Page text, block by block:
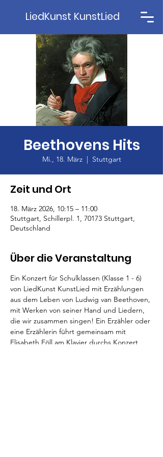
LiedKunst KunstLied
Beethovens Hits
Mi., 18. März
  |
Stuttgart
Zeit und Ort
18. März 2026, 10:15 – 11:00
Stuttgart, Schillerpl. 1, 70173 Stuttgart,
Deutschland
Über die Veranstaltung
Ein Konzert für Schulklassen (Klasse 1 - 6)
von LiedKunst KunstLied mit Erzählungen
aus dem Leben von Ludwig van Beethoven,
mit Werken von seiner Hand und Liedern,
die wir zusammen singen! Ein Erzähler oder
eine Erzählerin führt gemeinsam mit
Elisabeth Föll am Klavier durchs Konzert,